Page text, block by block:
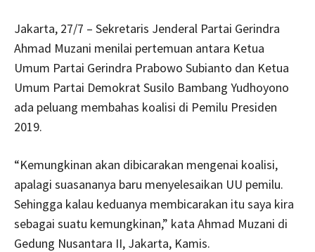
Jakarta, 27/7 – Sekretaris Jenderal Partai Gerindra
Ahmad Muzani menilai pertemuan antara Ketua
Umum Partai Gerindra Prabowo Subianto dan Ketua
Umum Partai Demokrat Susilo Bambang Yudhoyono
ada peluang membahas koalisi di Pemilu Presiden
2019.
“Kemungkinan akan dibicarakan mengenai koalisi,
apalagi suasananya baru menyelesaikan UU pemilu.
Sehingga kalau keduanya membicarakan itu saya kira
sebagai suatu kemungkinan,” kata Ahmad Muzani di
Gedung Nusantara II, Jakarta, Kamis.